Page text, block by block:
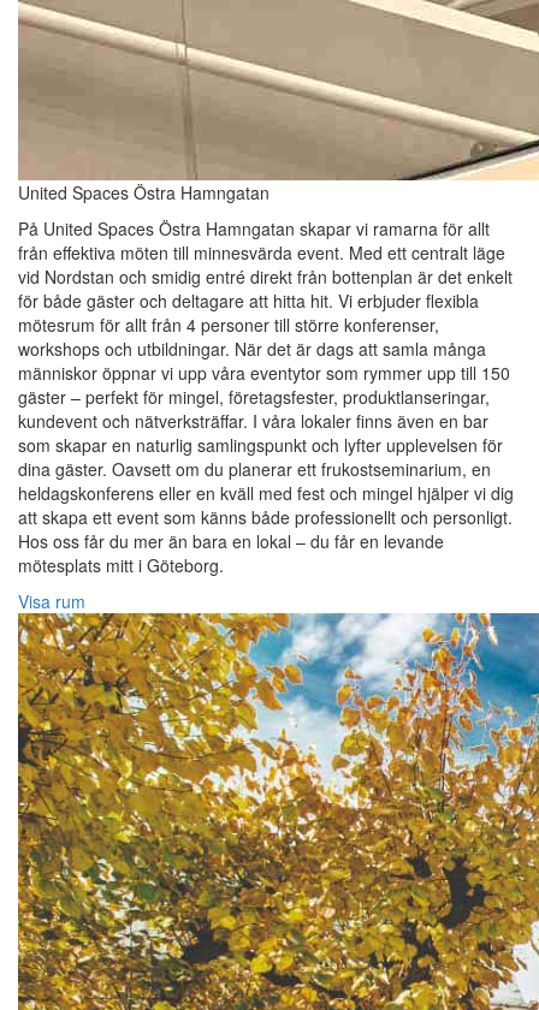
United Spaces Östra Hamngatan
På United Spaces Östra Hamngatan skapar vi ramarna för allt
från effektiva möten till minnesvärda event. Med ett centralt läge
vid Nordstan och smidig entré direkt från bottenplan är det enkelt
för både gäster och deltagare att hitta hit. Vi erbjuder flexibla
mötesrum för allt från 4 personer till större konferenser,
workshops och utbildningar. När det är dags att samla många
människor öppnar vi upp våra eventytor som rymmer upp till 150
gäster – perfekt för mingel, företagsfester, produktlanseringar,
kundevent och nätverksträffar. I våra lokaler finns även en bar
som skapar en naturlig samlingspunkt och lyfter upplevelsen för
dina gäster. Oavsett om du planerar ett frukostseminarium, en
heldagskonferens eller en kväll med fest och mingel hjälper vi dig
att skapa ett event som känns både professionellt och personligt.
Hos oss får du mer än bara en lokal – du får en levande
mötesplats mitt i Göteborg.
Visa rum